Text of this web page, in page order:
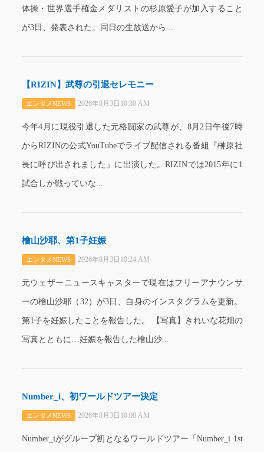
体操・世界選手権金メダリストの杉原愛子が加入すること
が3日、発表された。同日の生放送から...
【RIZIN】武尊の引退セレモニー
エンタメNEWS 2026年8月3日10:30 AM
今年4月に現役引退した元格闘家の武尊が、8月2日午後7時
からRIZINの公式YouTubeでライブ配信される番組『榊原社
長に呼び出されました』に出演した。RIZINでは2015年に1
試合しか戦っていな...
檜山沙耶、第1子妊娠
エンタメNEWS 2026年8月3日10:24 AM
元ウェザーニュースキャスターで現在はフリーアナウンサ
ーの檜山沙耶（32）が3日、自身のインスタグラムを更新。
第1子を妊娠したことを報告した。 【写真】きれいな花畑の
写真とともに…妊娠を報告した檜山沙...
Number_i、初ワールドツアー決定
エンタメNEWS 2026年8月3日10:08 AM
Number_iがグループ初となるワールドツアー「Number_i 1st